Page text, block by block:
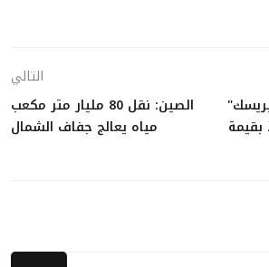
التالي
الصين: نقل 80 مليار متر مكعب
مياه يعالج جفاف الشمال